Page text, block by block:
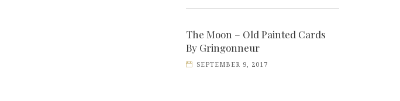
The Moon – Old Painted Cards
By Gringonneur
SEPTEMBER 9, 2017